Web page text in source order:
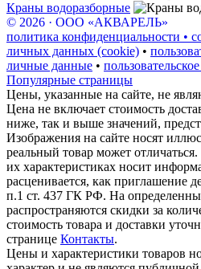
Краны водоразборные
© 2026 · ООО «АКВАРЕЛЬ»
политика конфиденциальности •
личных данных (cookie) •
личные данные •
Популярные страницы
Цены, указанные на сайте, не
Цена не включает стоимость
ниже, так и выше значений,
Изображения на сайте носят
реальный товар может
их характеристиках носит
расценивается, как приглашение
п.1 ст. 437 ГК РФ. На
распространяются скидки за
стоимость товара и доставки
странице Контакты.
Цены и характеристики товаров